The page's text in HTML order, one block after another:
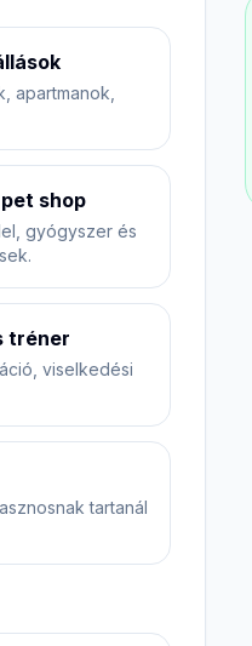
apartmanok,
shop
gyógyszer és
tréner
viselkedési
tartanál